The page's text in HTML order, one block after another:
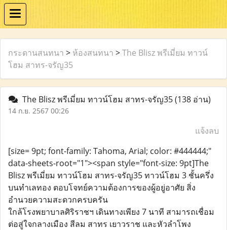
กระดานสนทนา > ห้องสนทนา >The Blisz พรีเมี่ยม ทาวน์
โฮม สาทร-จรัญ35
The Blisz พรีเมี่ยม ทาวน์โฮม สาทร-จรัญ35(138 อ่าน)
14 ก.ย. 2567 00:26
แจ้งลบ
[size= 9pt; font-family: Tahoma, Arial; color: #444444;"
data-sheets-root="1"><span style="font-size: 9pt]The
Blisz พรีเมี่ยม ทาวน์โฮม สาทร-จรัญ35 ทาวน์โฮม 3 ชั้นครึ่ง
บนทำเลทอง ตอบโจทย์ความต้องการของผู้อยู่อาศัย สิ่ง
อำนวยความสะดวกครบครัน
ใกล้โรงพยาบาลศิริราชฯ เดินทางเพียง 7 นาที สามารถเชื่อม
ต่อสู่ใจกลางเมือง สีลม สาทร เยาวราช และหัวลําโพง